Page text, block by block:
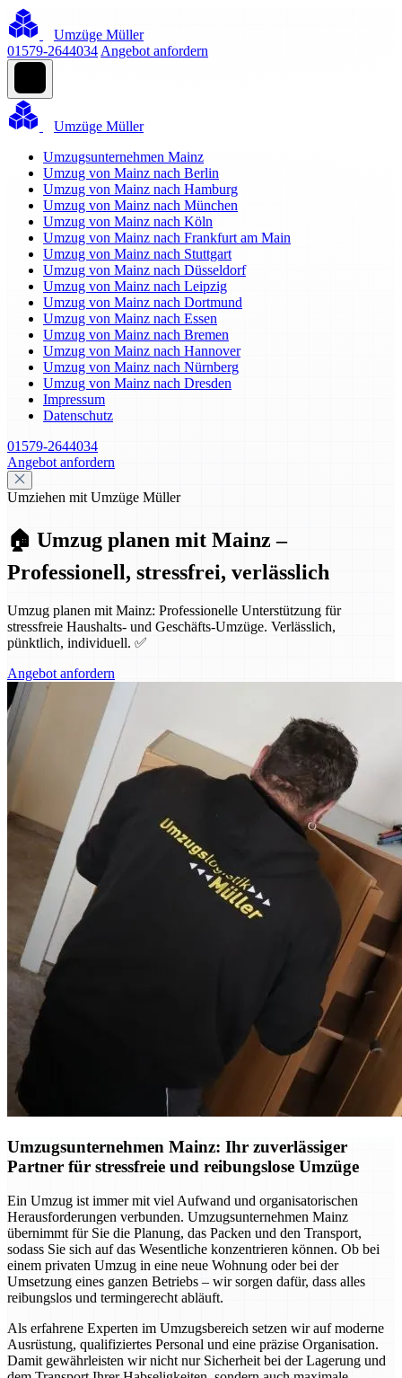
Umzüge Müller
01579-2644034 Angebot anfordern
Umzüge Müller
Umzugsunternehmen Mainz
Umzug von Mainz nach Berlin
Umzug von Mainz nach Hamburg
Umzug von Mainz nach München
Umzug von Mainz nach Köln
Umzug von Mainz nach Frankfurt am Main
Umzug von Mainz nach Stuttgart
Umzug von Mainz nach Düsseldorf
Umzug von Mainz nach Leipzig
Umzug von Mainz nach Dortmund
Umzug von Mainz nach Essen
Umzug von Mainz nach Bremen
Umzug von Mainz nach Hannover
Umzug von Mainz nach Nürnberg
Umzug von Mainz nach Dresden
Impressum
Datenschutz
01579-2644034
Angebot anfordern
Umziehen mit Umzüge Müller
🏠 Umzug planen mit Mainz –
Professionell, stressfrei, verlässlich
Umzug planen mit Mainz: Professionelle Unterstützung für
stressfreie Haushalts- und Geschäfts-Umzüge. Verlässlich,
pünktlich, individuell. ✅
Angebot anfordern
Umzugsunternehmen Mainz: Ihr zuverlässiger
Partner für stressfreie und reibungslose Umzüge
Ein Umzug ist immer mit viel Aufwand und organisatorischen
Herausforderungen verbunden. Umzugsunternehmen Mainz
übernimmt für Sie die Planung, das Packen und den Transport,
sodass Sie sich auf das Wesentliche konzentrieren können. Ob bei
einem privaten Umzug in eine neue Wohnung oder bei der
Umsetzung eines ganzen Betriebs – wir sorgen dafür, dass alles
reibungslos und termingerecht abläuft.
Als erfahrene Experten im Umzugsbereich setzen wir auf moderne
Ausrüstung, qualifiziertes Personal und eine präzise Organisation.
Damit gewährleisten wir nicht nur Sicherheit bei der Lagerung und